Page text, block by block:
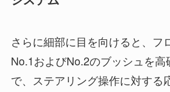
さらに細部に目を向けると、フ
No.1およびNo.2のブッシュを高
で、ステアリング操作に対する